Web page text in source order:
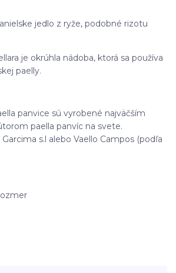
jedlo z ryže, podobné rizotu
je okrúhla nádoba, ktorá sa používa
paelly.
panvice sú vyrobené najväčším
paella panvíc na svete.
s.l alebo Vaello Campos (podľa